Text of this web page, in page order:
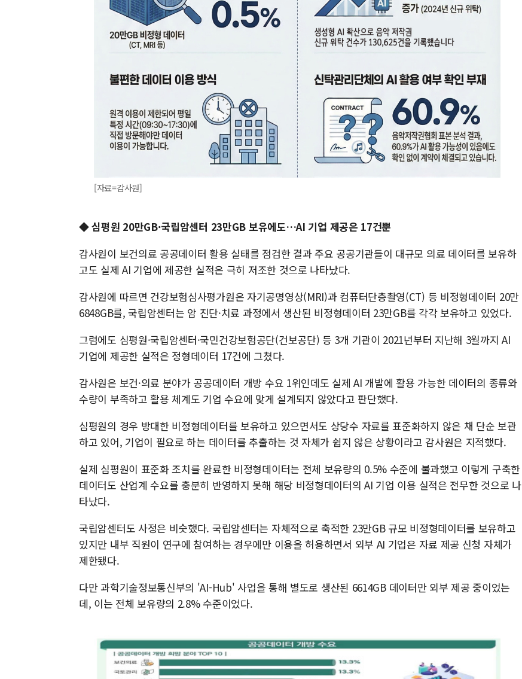
[자료=감사원]
◆ 심평원 20만GB·국립암센터 23만GB 보유에도…AI 기업 제공은 17건뿐
감사원이 보건의료 공공데이터 활용 실태를 점검한 결과 주요 공공기관들이 대규모 의료 데이터를 보유하
고도 실제 AI 기업에 제공한 실적은 극히 저조한 것으로 나타났다.
감사원에 따르면 건강보험심사평가원은 자기공명영상(MRI)과 컴퓨터단층촬영(CT) 등 비정형데이터 20만
6848GB를, 국립암센터는 암 진단·치료 과정에서 생산된 비정형데이터 23만GB를 각각 보유하고 있었다.
그럼에도 심평원·국립암센터·국민건강보험공단(건보공단) 등 3개 기관이 2021년부터 지난해 3월까지 AI
기업에 제공한 실적은 정형데이터 17건에 그쳤다.
감사원은 보건·의료 분야가 공공데이터 개방 수요 1위인데도 실제 AI 개발에 활용 가능한 데이터의 종류와
수량이 부족하고 활용 체계도 기업 수요에 맞게 설계되지 않았다고 판단했다.
심평원의 경우 방대한 비정형데이터를 보유하고 있으면서도 상당수 자료를 표준화하지 않은 채 단순 보관
하고 있어, 기업이 필요로 하는 데이터를 추출하는 것 자체가 쉽지 않은 상황이라고 감사원은 지적했다.
실제 심평원이 표준화 조치를 완료한 비정형데이터는 전체 보유량의 0.5% 수준에 불과했고 이렇게 구축한
데이터도 산업계 수요를 충분히 반영하지 못해 해당 비정형데이터의 AI 기업 이용 실적은 전무한 것으로 나
타났다.
국립암센터도 사정은 비슷했다. 국립암센터는 자체적으로 축적한 23만GB 규모 비정형데이터를 보유하고
있지만 내부 직원이 연구에 참여하는 경우에만 이용을 허용하면서 외부 AI 기업은 자료 제공 신청 자체가
제한됐다.
다만 과학기술정보통신부의 'AI-Hub' 사업을 통해 별도로 생산된 6614GB 데이터만 외부 제공 중이었는
데, 이는 전체 보유량의 2.8% 수준이었다.